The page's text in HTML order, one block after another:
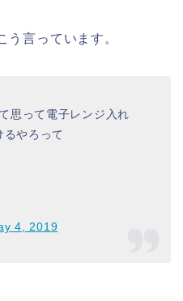
う言っています。
思って電子レンジ入れ
やろって
4, 2019